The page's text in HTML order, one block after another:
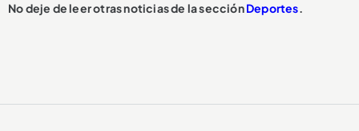
No deje de leer otras noticias de la secciónDeportes.